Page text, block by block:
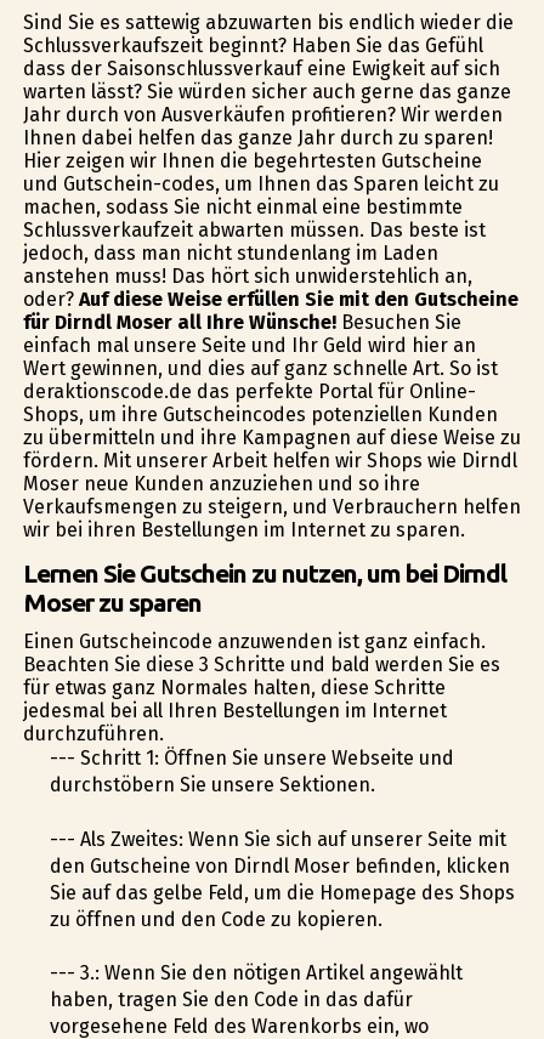
Sind Sie es sattewig abzuwarten bis endlich wieder die
Schlussverkaufszeit beginnt? Haben Sie das Gefühl
dass der Saisonschlussverkauf eine Ewigkeit auf sich
warten lässt? Sie würden sicher auch gerne das ganze
Jahr durch von Ausverkäufen profitieren? Wir werden
Ihnen dabei helfen das ganze Jahr durch zu sparen!
Hier zeigen wir Ihnen die begehrtesten Gutscheine
und Gutschein-codes, um Ihnen das Sparen leicht zu
machen, sodass Sie nicht einmal eine bestimmte
Schlussverkaufzeit abwarten müssen. Das beste ist
jedoch, dass man nicht stundenlang im Laden
anstehen muss! Das hört sich unwiderstehlich an,
oder? Auf diese Weise erfüllen Sie mit den Gutscheine
für Dirndl Moser all Ihre Wünsche!Besuchen Sie
einfach mal unsere Seite und Ihr Geld wird hier an
Wert gewinnen, und dies auf ganz schnelle Art. So ist
deraktionscode.de das perfekte Portal für Online-
Shops, um ihre Gutscheincodes potenziellen Kunden
zu übermitteln und ihre Kampagnen auf diese Weise zu
fördern. Mit unserer Arbeit helfen wir Shops wie Dirndl
Moser neue Kunden anzuziehen und so ihre
Verkaufsmengen zu steigern, und Verbrauchern helfen
wir bei ihren Bestellungen im Internet zu sparen.
Lernen Sie Gutschein zu nutzen, um bei Dirndl
Moser zu sparen
Einen Gutscheincode anzuwenden ist ganz einfach.
Beachten Sie diese 3 Schritte und bald werden Sie es
für etwas ganz Normales halten, diese Schritte
jedesmal bei all Ihren Bestellungen im Internet
durchzuführen.
--- Schritt 1: Öffnen Sie unsere Webseite und
durchstöbern Sie unsere Sektionen.
--- Als Zweites: Wenn Sie sich auf unserer Seite mit
den Gutscheine von Dirndl Moser befinden, klicken
Sie auf das gelbe Feld, um die Homepage des Shops
zu öffnen und den Code zu kopieren.
--- 3.: Wenn Sie den nötigen Artikel angewählt
haben, tragen Sie den Code in das dafür
vorgesehene Feld des Warenkorbs ein, wo